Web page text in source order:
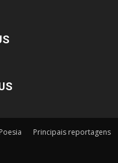
Poesia
Principais reportagens